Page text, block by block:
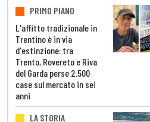
PRIMO PIANO
L'affitto tradizionale in
Trentino è in via
d'estinzione: tra
Trento, Rovereto e Riva
del Garda perse 2.500
case sul mercato in sei
anni
LA STORIA